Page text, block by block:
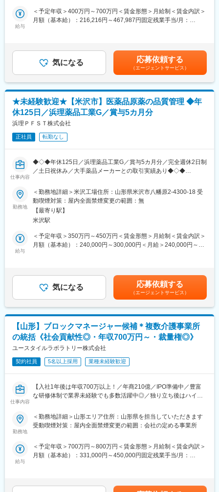
意識し、安心・安全を強化して、付加価値をお届けすることを最
大の目標としています。扱う商材も幅広く、お客様の課題やニー
す。地域に根付いた事業運営をしており、今後も安定した成長が
見込めます。
当社は、マイクロバイオームサイエンスを活用した創薬・医療事
業を展開するスタートアップです。当社の研究開発本部CMCユニ
■職務内容：
・腸内細菌叢溶液の製造・品質管理および微生物実験
・ドキュメント類の作成・管理（製造記録、SOPや作業マニュア
・ラボの管理、メンテナンス等
・FMTの社会実装に向けた製造・品質管理・物流を含むサプライ
チェーン全体の構築のサポート
■新しい医療技術の開発に携われる：
FMTという新しい医療法の開発に直接関わることができるため、
前例のない技術を自分たちの手で開発していくというやりがいが
あります。医師やアカデミアと協力しながら新しい技術を開発す
る経験は、他では得られない貴重なものです。
完全週休2日制（土日）や祝日に加え、事業拡大に伴う新たな製造
拠点での勤務の可能性もあり、柔軟な働き方が可能です。社内コ
ミュニケーション補助やコロナ・インフルエンザ予防接種費補
助、副業可など、働きやすい環境が整っています。
■当社について：
メタジェンセラピューティクス株式会社は2020年1月に設立さ
しい治療法の開発と普及を目指しています。順天堂大学消化器内
科と連携し、高品質なFMT療法の普及拡大を進めており、国内の
トップランナーとして新しい医療技術の開発に注力しています。
スタートアップ企業ならではの成長性と安定性を兼ね備えてお
り、今後の事業展開にも期待が持てる環境です。
変更の範囲：会社の定める業務
給与
＜予定年収＞400万円～700万円＜賃金形態＞月給制＜賃金内訳＞
月額（基本給）：216,216円～467,987円固定残業手当/月：
験・能力を考慮のうえ決定します。※フレックス制適用の場合は固
定残業手当（20時間）を含みます■昇給：年2回※査定に基づく■賞
与：年2回※業績による賃金はあくまでも目安の金額であり、選考
を通じて上下する可能性があります。月給(月額)は固定手当を含め
た表記です。
気になる 応募依頼する
（エージェントサービス）
★未経験歓迎★【米沢市】医薬品原薬の品質管理 ◆年
休125日／浜理薬品工業G／賞与5カ月分
浜理ＰＦＳＴ株式会社
正社員 転勤なし
仕事内容
◆◇◆年休125日／浜理薬品工業G／賞与5カ月分／完全週休2日制
／土日祝休み／大手薬品メーカーとの取引実績あり◆◇◆
■主な業務内容：
医薬品や食品添加物を製造している当社にて、医薬品原薬の品質
管理業務をお任せいたします。
＜詳細＞
・医薬品原薬の試験・分析と品質評価
・原材料の受け入れ試験
・工程の評価試験
FT-IR、UV、水分計、HPLC、GC、滴定装置等
■はたらき方：
・完全週休2日制で年間休日125日ございます。残業も月平均10時
間程度ですので、プライベートの時間もしっかり確保いただけま
す。
・場合によっては、年に数回、出張が発生する可能性がございま
す。
・年間に数回、休日出勤が発生する可能性もございますが、その
分、代休をとっていただけます。どうしても代休が取れない場合
は、出勤いただいた分の賃金を支払います。
■当社の特徴：
(1) 当社は浜理薬品工業株式会社の100％子会社として医薬バルク
性有機材料などの研究開発並びに製造販売を主業務としていま
す。
れ働く人に生きがいのある企業をめざしています。
勤務地
＜勤務地詳細＞米沢工場住所：山形県米沢市八幡原2-4300-18 受
動喫煙対策：屋内全面禁煙変更の範囲：無
【最寄り駅】
米沢駅
給与
＜予定年収＞350万円～450万円＜賃金形態＞月給制＜賃金内訳＞
月額（基本給）：240,000円～300,000円＜月給＞240,000円～
気になる 応募依頼する
（エージェントサービス）
【山形】ブロックマネージャー候補＊複数介護事業所
の統括《社会貢献性◎・年収700万円～・裁量権◎》
ユースタイルラボラトリー株式会社
契約社員 5名以上採用 業種未経験歓迎
仕事内容
【入社1年後は年収700万以上！／年商210億／IPO準備中／豊富
な研修体制で業界未経験でも多数活躍中◎／独り立ち後はハイブ
重度障害のある方や高齢者の方等に医療的ケアサービスを行う訪
ジャー候補を募集します。
★下記インタビューをぜひご覧ください！
勤務地
＜勤務地詳細＞山形エリア住所：山形県を担当していただきます
受動喫煙対策：屋内全面禁煙変更の範囲：会社の定める事業所
給与
＜予定年収＞700万円～800万円＜賃金形態＞月給制＜賃金内訳＞
月額（基本給）：331,000円～450,000円固定残業手当/月：
有■賞与：年2回※前職給与を考慮※経験・スキル・スタートポジシ